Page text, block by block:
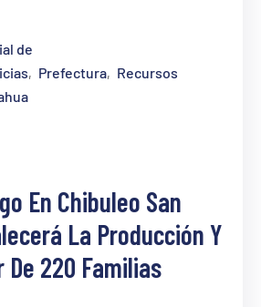
de
‚ Prefectura‚ Recursos
En Chibuleo San
La Producción Y
De 220 Familias